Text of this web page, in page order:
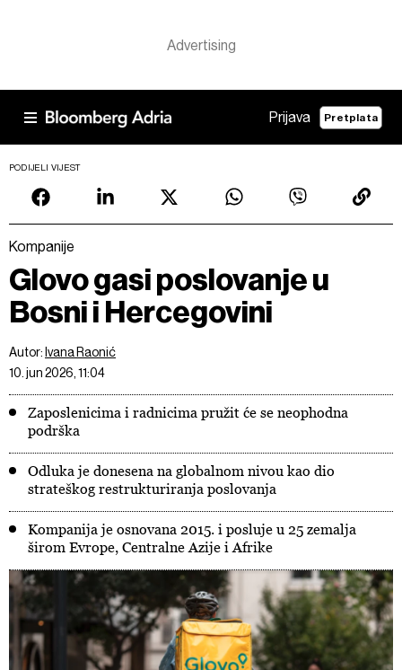
Prijava Pretplata
PODIJELI VIJEST
Kompanije
Glovo gasi poslovanje u
Bosni i Hercegovini
Autor: Ivana Raonić
10. jun 2026, 11:04
Zaposlenicima i radnicima pružit će se neophodna
podrška
Odluka je donesena na globalnom nivou kao dio
strateškog restrukturiranja poslovanja
Kompanija je osnovana 2015. i posluje u 25 zemalja
širom Evrope, Centralne Azije i Afrike